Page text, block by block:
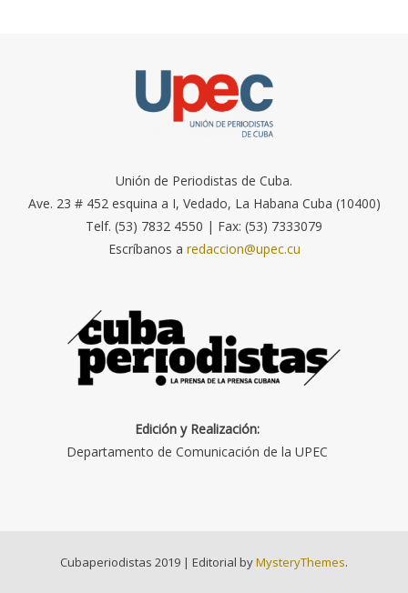
Unión de Periodistas de Cuba.
Ave. 23 # 452 esquina a I, Vedado, La Habana Cuba (10400)
Telf. (53) 7832 4550 | Fax: (53) 7333079
Escríbanos a redaccion@upec.cu
Edición y Realización:
Departamento de Comunicación de la UPEC
Cubaperiodistas 2019 | Editorial byMysteryThemes.